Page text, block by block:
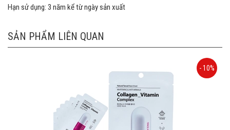
Hạn sử dụng: 3 năm kể từ ngày sản xuất
SẢN PHẨM LIÊN QUAN
- 10%